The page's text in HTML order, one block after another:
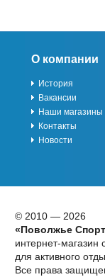
О компании
История
Вакансии
Наши магазины
Контакты
Новости
© 2010 — 2026
«Поволжье
интернет-магазин
для активного
Все права